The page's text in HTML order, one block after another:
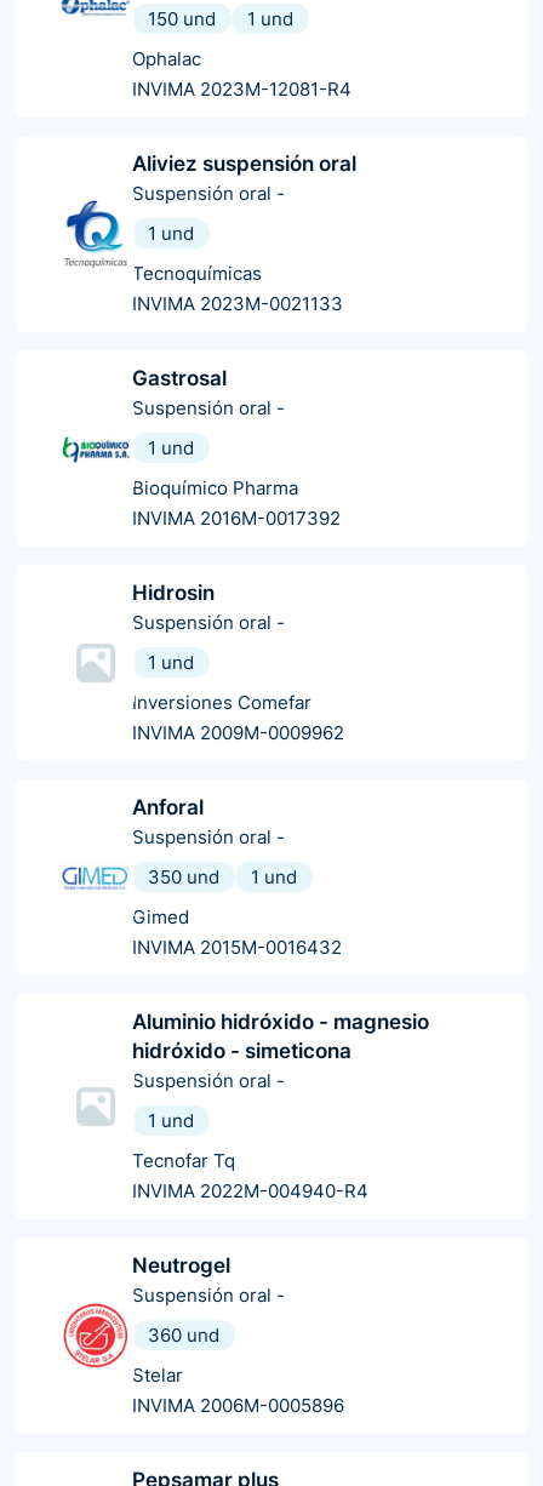
150 und
1 und
Ophalac
INVIMA 2023M-12081-R4
Aliviez suspensión oral
Suspensión oral -
1 und
Tecnoquímicas
INVIMA 2023M-0021133
Gastrosal
Suspensión oral -
1 und
Bioquímico Pharma
INVIMA 2016M-0017392
Hidrosin
Suspensión oral -
1 und
Inversiones Comefar
INVIMA 2009M-0009962
Anforal
Suspensión oral -
350 und
1 und
Gimed
INVIMA 2015M-0016432
Aluminio hidróxido - magnesio
hidróxido - simeticona
Suspensión oral -
1 und
Tecnofar Tq
INVIMA 2022M-004940-R4
Neutrogel
Suspensión oral -
360 und
Stelar
INVIMA 2006M-0005896
Pepsamar plus